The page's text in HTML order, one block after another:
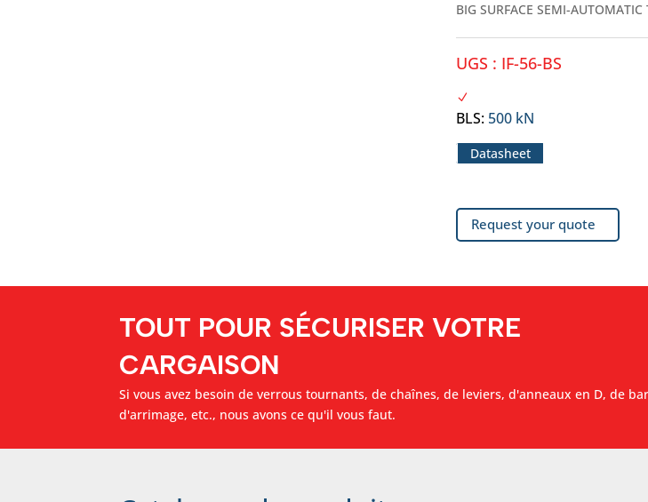
BIG SURFACE SEMI-AUTOMATIC
UGS : IF-56-BS
BLS: 500 kN
Datasheet
Request your quote
TOUT POUR SÉCURISER VOTRE
CARGAISON
Si vous avez besoin de verrous tournants, de chaînes, de leviers, d'anneaux en D, de
d'arrimage, etc., nous avons ce qu'il vous faut.